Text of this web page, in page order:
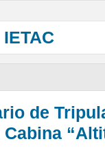
IETAC
de